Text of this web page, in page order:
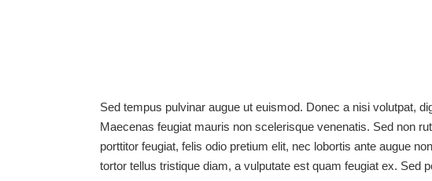
Sed tempus pulvinar augue ut euismod. Donec a nisi volutpat,
Maecenas feugiat mauris non scelerisque venenatis. Sed non
porttitor feugiat, felis odio pretium elit, nec lobortis ante augue
tortor tellus tristique diam, a vulputate est quam feugiat ex. Sed